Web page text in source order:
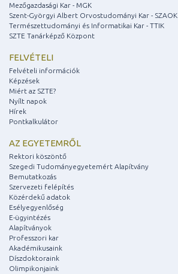
Mezőgazdasági Kar - MGK
Szent-Györgyi Albert Orvostudományi Kar - SZAOK
Természettudományi és Informatikai Kar - TTIK
SZTE Tanárképző Központ
FELVÉTELI
Felvételi információk
Képzések
Miért az SZTE?
Nyílt napok
Hírek
Pontkalkulátor
AZ EGYETEMRŐL
Rektori köszöntő
Szegedi Tudományegyetemért Alapítvány
Bemutatkozás
Szervezeti felépítés
Közérdekű adatok
Esélyegyenlőség
E-ügyintézés
Alapítványok
Professzori kar
Akadémikusaink
Díszdoktoraink
Olimpikonjaink